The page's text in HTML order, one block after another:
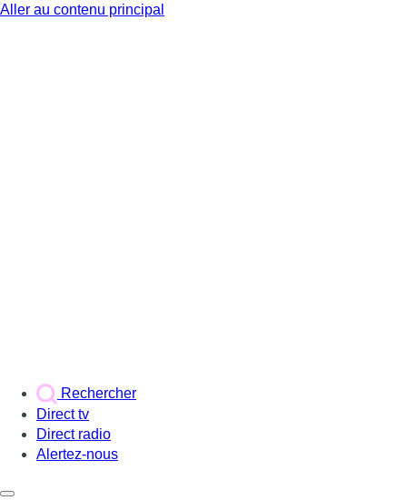
Aller au contenu principal
Rechercher
Direct tv
Direct radio
Alertez-nous